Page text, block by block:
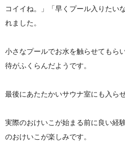
コイイね。」「早くプール入りたい
れました。
小さなプールでお水を触らせてもら
待がふくらんだようです。
最後にあたたかいサウナ室にも入ら
実際のおけいこが始まる前に良い経
のおけいこが楽しみです。